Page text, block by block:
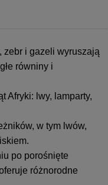
zebr i gazeli wyruszają
równiny i
Afryki: lwy, lamparty,
w tym lwów,
po porośnięte
różnorodne